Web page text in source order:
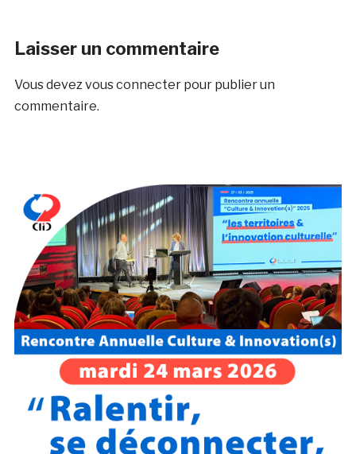
Laisser un commentaire
Vous devezvous connecterpour publier un
commentaire.